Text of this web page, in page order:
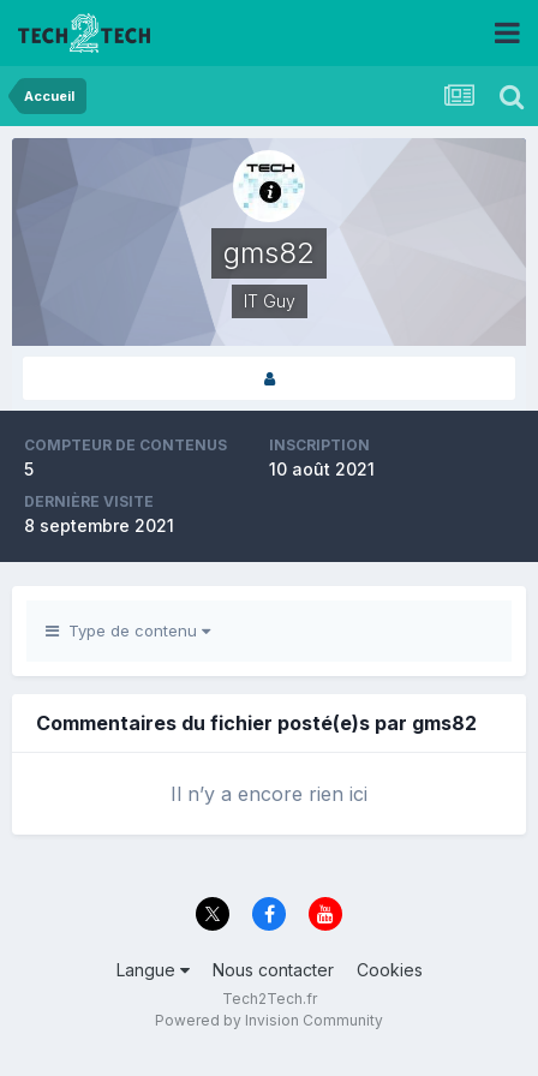
Accueil
gms82
IT Guy
COMPTEUR DE CONTENUS
5
INSCRIPTION
10 août 2021
DERNIÈRE VISITE
8 septembre 2021
Type de contenu
Commentaires du fichier posté(e)s par gms82
Il n’y a encore rien ici
Langue Nous contacter Cookies
Tech2Tech.fr
Powered by Invision Community